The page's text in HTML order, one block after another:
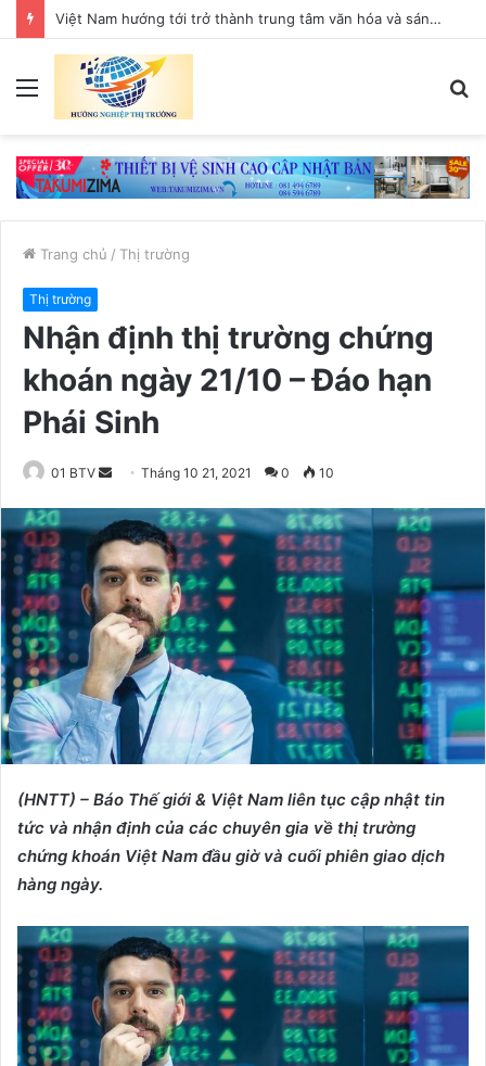
Việt Nam hướng tới trở thành trung tâm văn hóa và sáng tạo hàng đầu khu vực
Trang chủ / Thị trường
Thị trường
Nhận định thị trường chứng
khoán ngày 21/10 – Đáo hạn
Phái Sinh
01 BTV
n
a
n
e
m
a
i
l
Tháng 10 21, 2021 0 10
(HNTT) – Báo Thế giới & Việt Nam liên tục cập nhật tin
tức và nhận định của các chuyên gia về thị trường
chứng khoán Việt Nam đầu giờ và cuối phiên giao dịch
hàng ngày.